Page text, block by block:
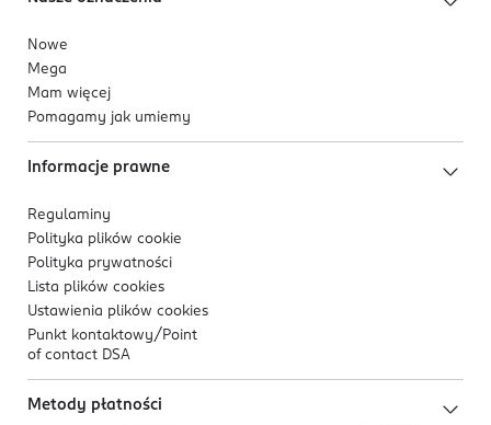
Nowe
Mega
Mam więcej
Pomagamy jak umiemy
Informacje prawne
Regulaminy
Polityka plików cookie
Polityka prywatności
Lista plików cookies
Ustawienia plików cookies
Punkt kontaktowy/ Point
of contact DSA
Metody płatności